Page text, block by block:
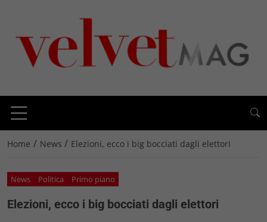
Home / News / Elezioni, ecco i big bocciati dagli elettori
News Politica Primo piano
Elezioni, ecco i big bocciati dagli elettori